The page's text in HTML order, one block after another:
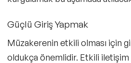
Güçlü Giriş Yapmak
Müzakerenin etkili olması için
oldukça önemlidir. Etkili